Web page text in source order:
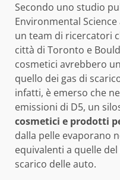
Secondo uno studio
Environmental
un team di ricercatori
città di Toronto e
cosmetici avrebbero
quello dei gas di
infatti, è emerso che
emissioni di D5, un
cosmetici e prodotti
dalla pelle evaporano
equivalenti a quelle
scarico delle auto.